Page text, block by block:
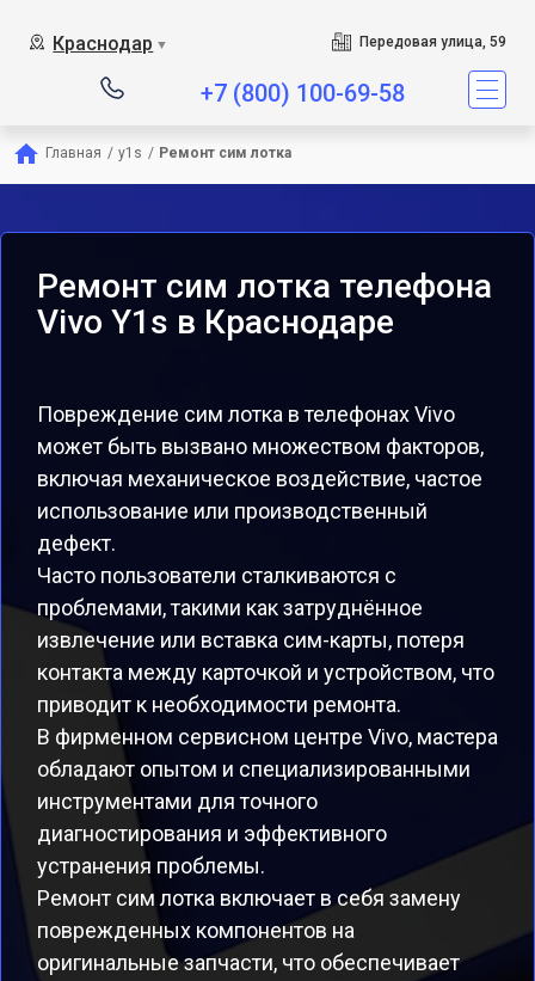
Краснодар ▼ Передовая улица, 59
+7 (800) 100-69-58
Главная / y1s / Ремонт сим лотка
Ремонт сим лотка телефона
Vivo Y1s в Краснодаре
Повреждение сим лотка в телефонах Vivo
может быть вызвано множеством факторов,
включая механическое воздействие, частое
использование или производственный
дефект.
Часто пользователи сталкиваются с
проблемами, такими как затруднённое
извлечение или вставка сим-карты, потеря
контакта между карточкой и устройством, что
приводит к необходимости ремонта.
В фирменном сервисном центре Vivo, мастера
обладают опытом и специализированными
инструментами для точного
диагностирования и эффективного
устранения проблемы.
Ремонт сим лотка включает в себя замену
поврежденных компонентов на
оригинальные запчасти, что обеспечивает